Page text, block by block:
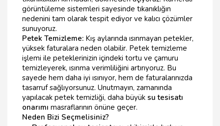
görüntüleme sistemleri sayesinde tıkanıklığın
nedenini tam olarak tespit ediyor ve kalıcı çözümler
sunuyoruz.
Petek Temizleme: Kış aylarında ısınmayan petekler,
yüksek faturalara neden olabilir. Petek temizleme
işlemi ile peteklerinizin içindeki tortu ve çamuru
temizleyerek, ısınma verimliliğini artırıyoruz. Bu
sayede hem daha iyi ısınıyor, hem de faturalarınızda
tasarruf sağlıyorsunuz. Unutmayın, zamanında
yapılacak petek temizliği, daha büyük su tesisatı
onarımı masraflarının önüne geçer.
Neden Bizi Seçmelisiniz?